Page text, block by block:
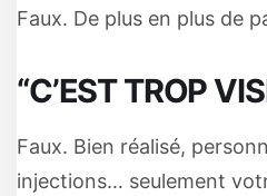
Faux. De plus en plus de
“C’EST TROP
Faux. Bien réalisé,
injections… seulement